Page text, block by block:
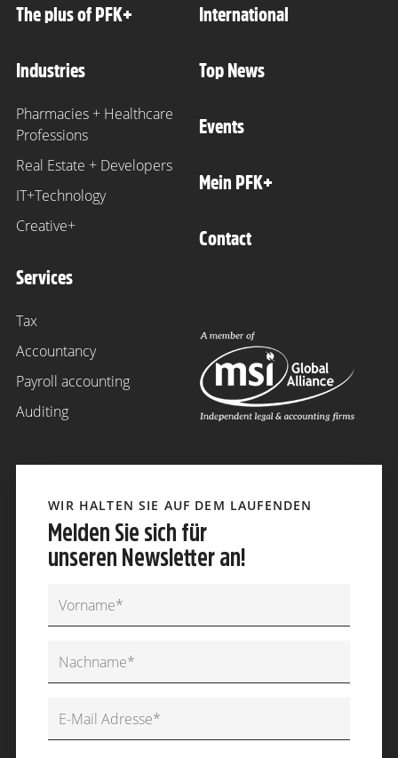
The plus of PFK+
Industries
Pharmacies + Healthcare
Professions
Real Estate + Developers
IT+Technology
Creative+
Services
Tax
Accountancy
Payroll accounting
Auditing
International
Top News
Events
Mein PFK+
Contact
WIR HALTEN SIE AUF DEM LAUFENDEN
Melden Sie sich für
unseren Newsletter an!